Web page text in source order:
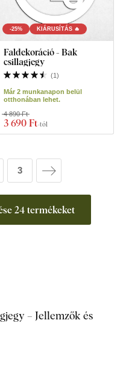
-25% KIÁRUSÍTÁS 🔥
Faldekoráció - Bak
csillagjegy
(1 )
Már 2 munkanapon belül
otthonában lehet.
3 690 Ft-tól
4 890 Ft
24 termékeket
3
– Jellemzők és